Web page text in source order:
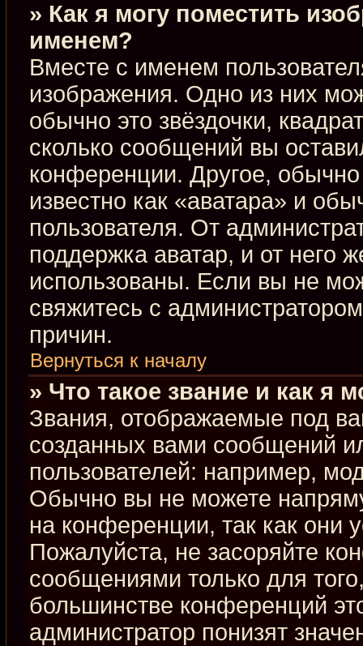
» Как я могу поместить
именем?
Вместе с именем
изображения. Одно из них
обычно это звёздочки,
сколько сообщений вы
конференции. Другое,
известно как «аватара» и
пользователя. От
поддержка аватар, и от него
использованы. Если вы не
свяжитесь с
причин.
Вернуться к началу
» Что такое звание и как я
Звания, отображаемые под
созданных вами сообщений
пользователей: например,
Обычно вы не можете
на конференции, так как они
Пожалуйста, не засоряйте
сообщениями только для
большинстве конференций
администратор понизят